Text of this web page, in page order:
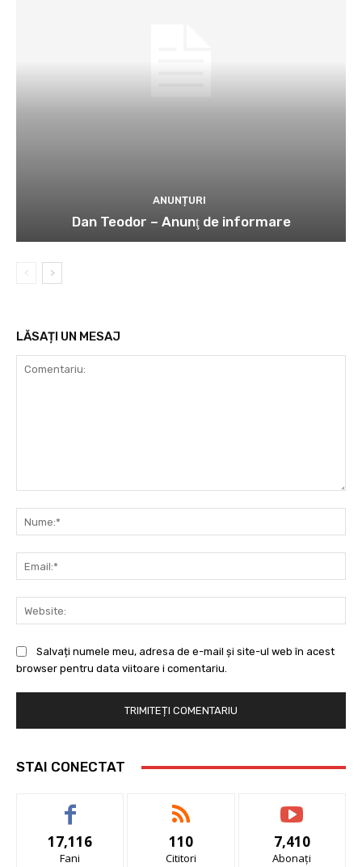
ANUNȚURI
Dan Teodor – Anunţ de informare
LĂSAȚI UN MESAJ
Salvați numele meu, adresa de e-mail și site-ul web în acest
browser pentru data viitoare i comentariu.
STAI CONECTAT
17,116
Fani
110
Cititori
7,410
Abonați